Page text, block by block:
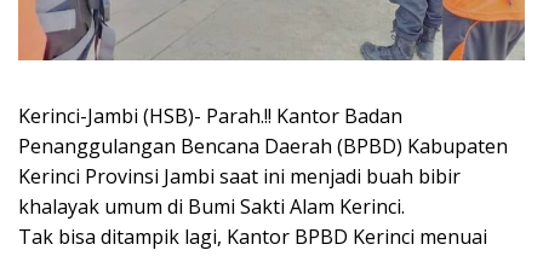
Kerinci-Jambi (HSB)- Parah.!! Kantor Badan
Penanggulangan Bencana Daerah (BPBD) Kabupaten
Kerinci Provinsi Jambi saat ini menjadi buah bibir
khalayak umum di Bumi Sakti Alam Kerinci.
Tak bisa ditampik lagi, Kantor BPBD Kerinci menuai